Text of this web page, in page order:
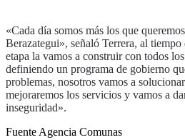
«Cada día somos más los que
Berazategui», señaló Terrera, al tiempo
etapa la vamos a construir con todos
definiendo un programa de gobierno
problemas, nosotros vamos a
mejoraremos los servicios y vamos a
inseguridad».
Fuente Agencia Comunas